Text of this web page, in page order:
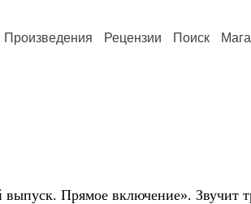
Произведения Рецензии Поиск
Прямое включение». Звучит